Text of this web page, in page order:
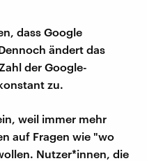
dass Google
ändert das
der Google-
zu.
weil immer mehr
auf Fragen wie "wo
Nutzer*innen, die